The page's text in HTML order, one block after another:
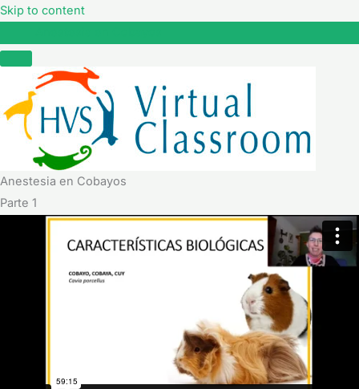
Skip to content
Anestesia en Cobayos
Parte 1